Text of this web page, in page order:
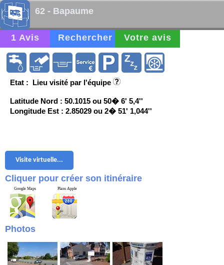
62 - Bapaume
1 Avis Rechercher Votre avis
Etat : Lieu visité par l'équipe
Latitude Nord : 50.1015 ou 50� 6' 5,4''
Longitude Est : 2.85029 ou 2� 51' 1,044''
Visite virtuelle...
Cliquer pour créer son itinéraire
Google Maps Plans Apple
Photos